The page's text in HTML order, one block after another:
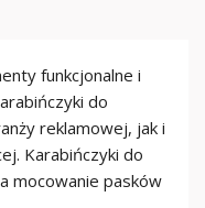
funkcjonalne i
do
reklamowej, jak i
Karabińczyki do
mocowanie pasków